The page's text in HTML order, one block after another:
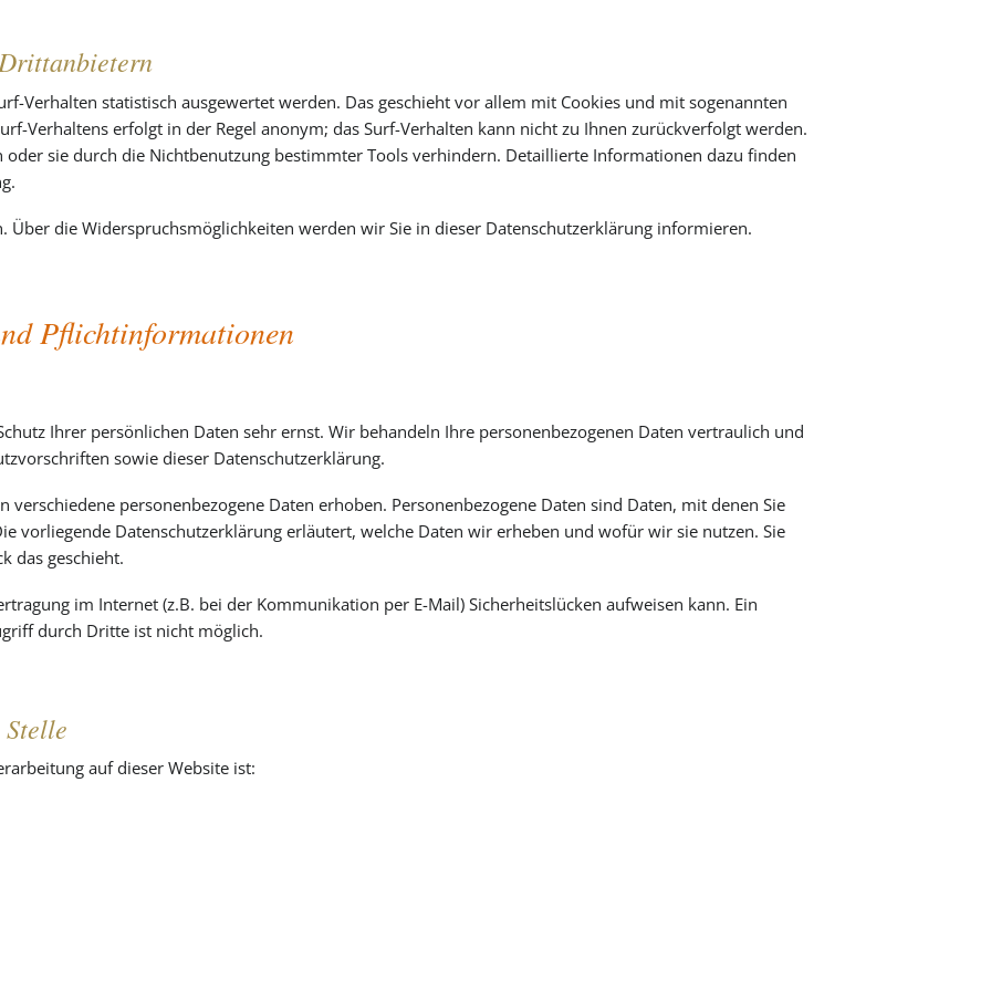
Verhalten statistisch ausgewertet werden. Das geschieht vor allem mit Cookies und mit sogenannten
Verhaltens erfolgt in der Regel anonym; das Surf-Verhalten kann nicht zu Ihnen zurückverfolgt werden.
oder sie durch die Nichtbenutzung bestimmter Tools verhindern. Detaillierte Informationen dazu finden
Über die Widerspruchsmöglichkeiten werden wir Sie in dieser Datenschutzerklärung informieren.
Pflichtinformationen
Ihrer persönlichen Daten sehr ernst. Wir behandeln Ihre personenbezogenen Daten vertraulich und
sowie dieser Datenschutzerklärung.
verschiedene personenbezogene Daten erhoben. Personenbezogene Daten sind Daten, mit denen Sie
vorliegende Datenschutzerklärung erläutert, welche Daten wir erheben und wofür wir sie nutzen. Sie
das geschieht.
im Internet (z.B. bei der Kommunikation per E-Mail) Sicherheitslücken aufweisen kann. Ein
durch Dritte ist nicht möglich.
auf dieser Website ist: